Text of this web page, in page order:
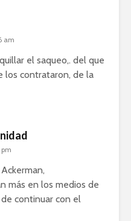
am
el saqueo,. del que
los contrataron, de la
más en los medios de
continuar con el